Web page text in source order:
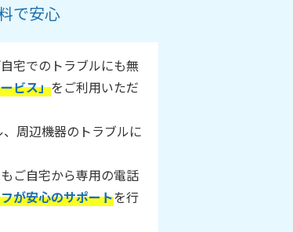
で安心
宅でのトラブルにも無
ビス」をご利用いただ
周辺機器のトラブルに
ご自宅から専用の電話
が安心のサポートを行